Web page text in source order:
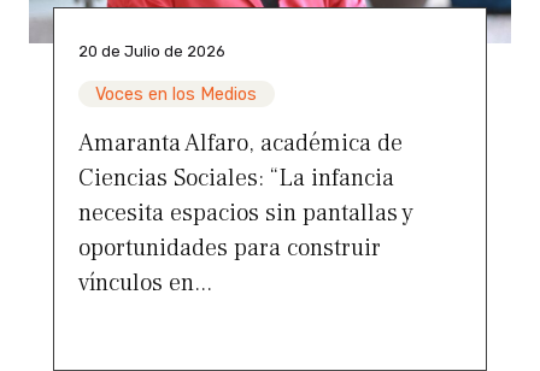
20 de Julio de 2026
Voces en los Medios
Amaranta Alfaro, académica de
Ciencias Sociales: “La infancia
necesita espacios sin pantallas y
oportunidades para construir
vínculos en...